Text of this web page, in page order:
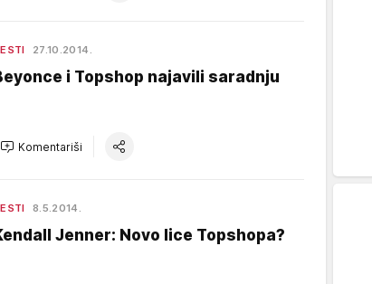
27.10.2014.
i Topshop najavili saradnju
Komentariši
8.5.2014.
Jenner: Novo lice Topshopa?